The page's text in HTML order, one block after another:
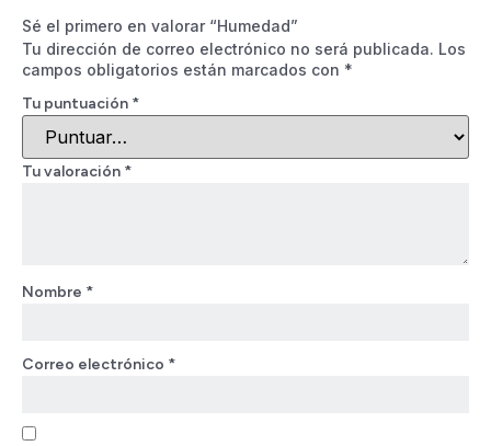
Sé el primero en valorar “Humedad”
Tu dirección de correo electrónico no será publicada. Los
campos obligatorios están marcados con *
Tu puntuación *
Tu valoración *
Nombre *
Correo electrónico *